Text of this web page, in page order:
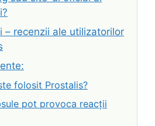
– recenzii ale utilizatorilor
folosit Prostalis?
pot provoca reacții